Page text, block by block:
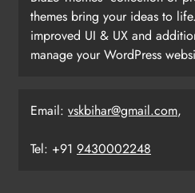
themes bring your ideas to
improved UI & UX and
manage your WordPress
Email: vskbihar@gmail.com,
Tel: +91 9430002248